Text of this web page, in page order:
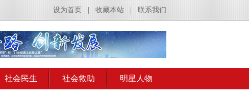
联系我们
收藏本站
设为首页
社会民生 社会救助 明星人物